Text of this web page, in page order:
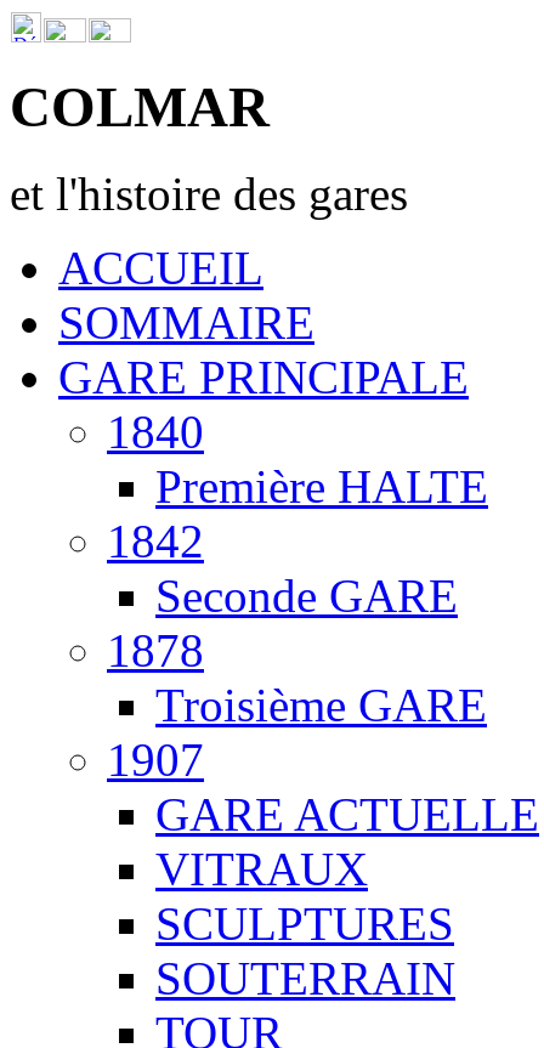
COLMAR
et l'histoire des gares
ACCUEIL
SOMMAIRE
GARE PRINCIPALE
1840
Première HALTE
1842
Seconde GARE
1878
Troisième GARE
1907
GARE ACTUELLE
VITRAUX
SCULPTURES
SOUTERRAIN
TOUR